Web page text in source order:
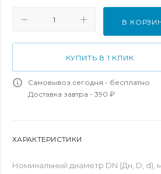
В
КУПИТЬ В 1 КЛИК
Самовывоз сегодня - бесплатно
Доставка завтра - 390 ₽
ХАРАКТЕРИСТИКИ
Номинальный диаметр DN (Дн, D, d),